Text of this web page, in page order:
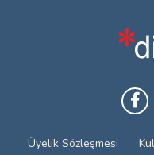
Üyelik Sözleşmesi